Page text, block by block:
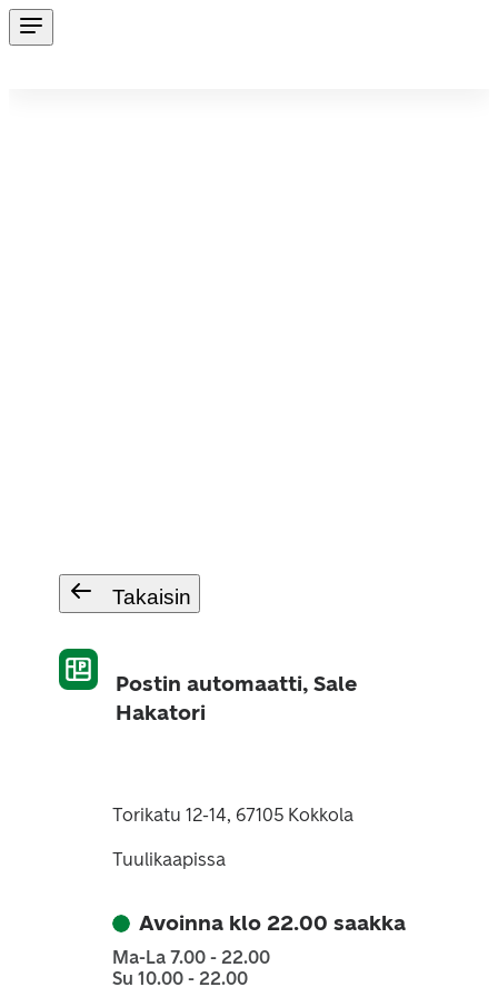
Takaisin
Postin automaatti, Sale
Hakatori
Torikatu 12-14, 67105 Kokkola
Tuulikaapissa
Avoinna klo 22.00 saakka
Ma-La 7.00 - 22.00
Su 10.00 - 22.00